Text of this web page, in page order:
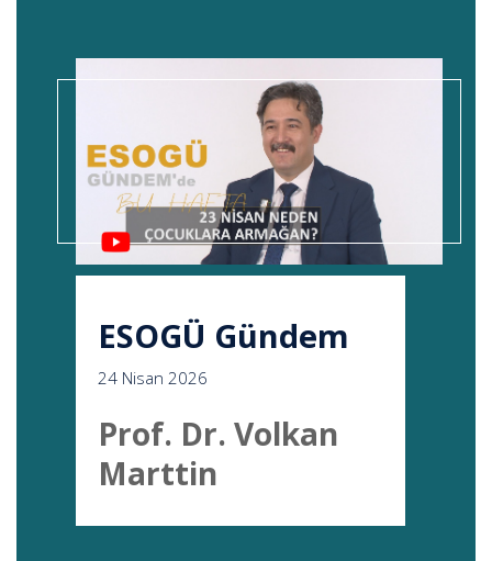
ESOGÜ Gündem
24 Nisan 2026
Prof. Dr. Volkan
Marttin